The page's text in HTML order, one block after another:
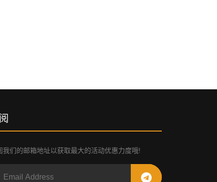
我们的邮箱地址以获取最大的活动优惠力度哦!